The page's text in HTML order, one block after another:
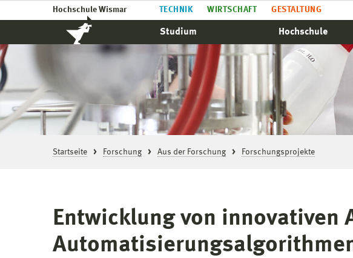
Hochschule Wismar TECHNIK WIRTSCHAFT GESTALTUNG
Studium Hochschule
Startseite Forschung Aus der Forschung Forschungsprojekte
Entwicklung von innovativen